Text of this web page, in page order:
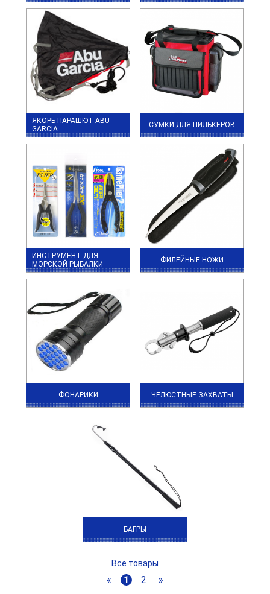
ЯКОРЬ ПАРАШЮТ ABU
GARCIA
СУМКИ ДЛЯ ПИЛЬКЕРОВ
ИНСТРУМЕНТ ДЛЯ
МОРСКОЙ РЫБАЛКИ
ФИЛЕЙНЫЕ НОЖИ
ФОНАРИКИ ЧЕЛЮСТНЫЕ ЗАХВАТЫ
БАГРЫ
Все товары
« 1 2
»